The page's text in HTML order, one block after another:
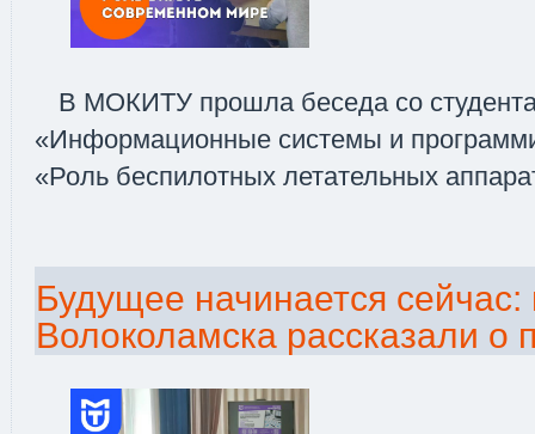
В МОКИТУ прошла беседа со
«Информационные системы и
«Роль беспилотных летательных
Будущее начинается
Волоколамска рассказали о